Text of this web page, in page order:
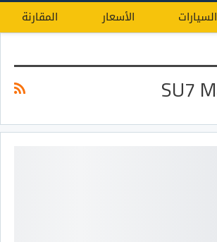
السيارات الأسعار المقارنة